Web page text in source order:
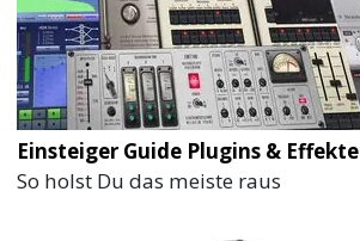
Einsteiger Guide Plugins & Effekte
So holst Du das meiste raus